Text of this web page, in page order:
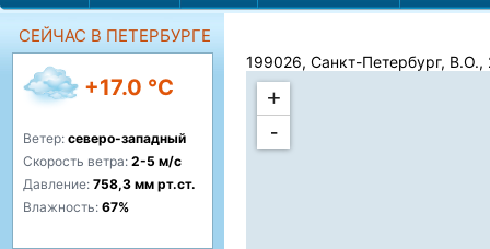
СЕЙЧАС В ПЕТЕРБУРГЕ
+17.0 °C
Ветер: северо-западный
Скорость ветра: 2-5 м/с
Давление: 758,3 мм рт.ст.
Влажность: 67%
199026, Санкт-Петербург, В.О.,
+
-